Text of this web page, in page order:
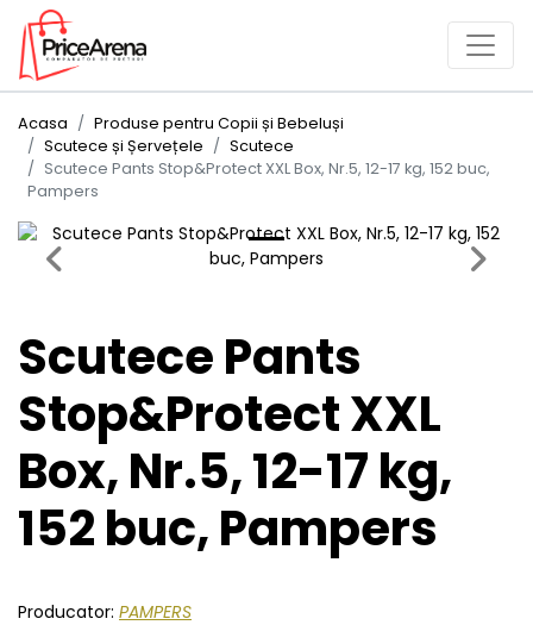
Acasa
Produse pentru Copii și Bebeluși
Scutece și Șervețele
Scutece
Scutece Pants Stop&Protect XXL Box, Nr.5, 12-17 kg, 152 buc,
Pampers
Previous Next
Scutece Pants
Stop&Protect XXL
Box, Nr.5, 12-17 kg,
152 buc, Pampers
Producator: PAMPERS